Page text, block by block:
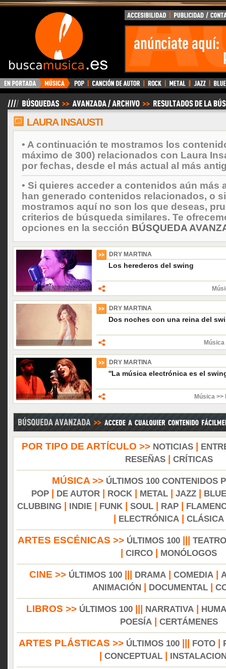
BuscaMusica.es
LAURA INSAUSTI
• A continuación te mostramos los
máximo de 300) relacionados con Laura
por fechas, desde el más actual al más
• Si quieres acceder a contenidos aún más
han generado contenidos relacionados, o
mostramos aquí no son los que deseas,
criterios de búsqueda similares. Te
opciones en la sección BÚSQUEDA
DRY MARTINA
Los herederos del swing
DRY MARTINA
Dos noches con una reina del
DRY MARTINA
''La música electrónica es el
Música
POR TIPO DE ARTÍCULO >> NOTICIAS|
RESEÑAS| CRÍTICAS
MÚSICA >> ÚLTIMOS 100 CONTENIDOS
POP
DE AUTOR ROCK METAL JAZZ
CLUBBING
INDIE FUNK SOUL RAP
ELECTRÓNICA CLÁSICA
ARTES ESCÉNICAS >> ÚLTIMOS 100||| TEATRO
CIRCO MONÓLOGOS
CINE >> ÚLTIMOS 100 DRAMA COMEDIA
ANIMACIÓN
DOCUMENTAL|
LIBROS >> ÚLTIMOS 100 NARRATIVA
POESÍA| CERTÁMENES
ARTES PLÁSTICAS >> ÚLTIMOS 100 FOTO
CONCEPTUAL